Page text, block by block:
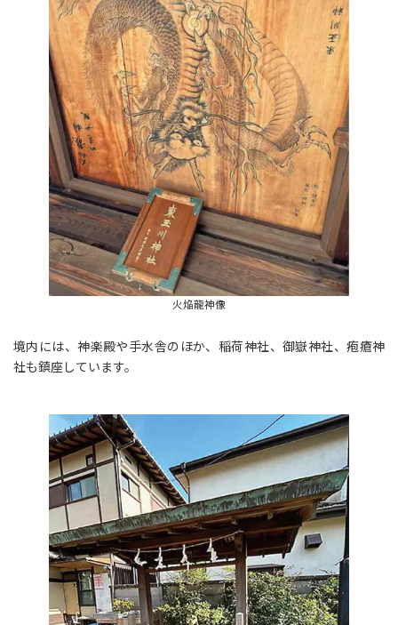
火焔龍神像
境内には、神楽殿や手水舎のほか、稲荷神社、御嶽神社、疱瘡神
社も鎮座しています。